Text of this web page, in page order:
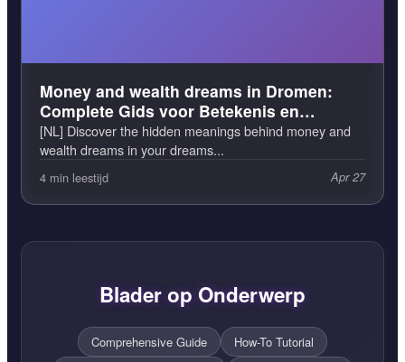
Money and wealth dreams in Dromen:
Complete Gids voor Betekenis en
Interpretatie
[NL] Discover the hidden meanings behind money and
wealth dreams in your dreams...
4 min leestijd Apr 27
Blader op Onderwerp
Comprehensive Guide
How-To Tutorial